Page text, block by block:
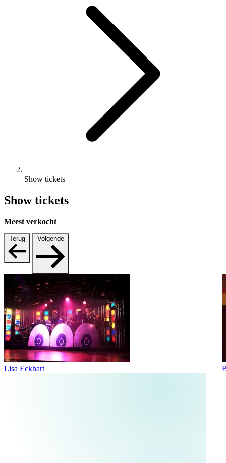
Show tickets
Show tickets
Meest verkocht
Terug Volgende
Lisa Eckhart